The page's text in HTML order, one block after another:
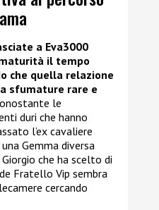
a Eva3000
il tempo
che quella relazione
sfumature rare e
le
duri che hanno
l’ex cavaliere
Gemma diversa
che ha scelto di
Fratello Vip sembra
cercando